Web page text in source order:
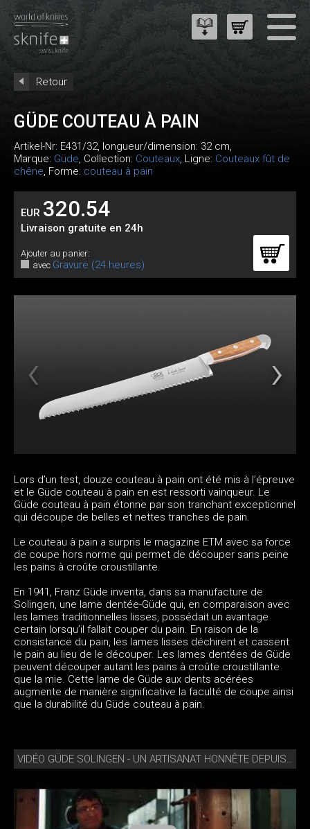
Retour
GÜDE COUTEAU À PAIN
Artikel-Nr: E431/32, longueur/dimension: 32 cm,
Marque: Güde, Collection: Couteaux, Ligne: Couteaux fût de
chêne, Forme: couteau à pain
EUR 320.54
Livraison gratuite en 24h
Ajouter au panier:
avec Gravure (24 heures)
Lors d’un test, douze couteau à pain ont été mis à l’épreuve
et le Güde couteau à pain en est ressorti vainqueur. Le
Güde couteau à pain étonne par son tranchant exceptionnel
qui découpe de belles et nettes tranches de pain.
Le couteau à pain a surpris le magazine ETM avec sa force
de coupe hors norme qui permet de découper sans peine
les pains à croûte croustillante.
En 1941, Franz Güde inventa, dans sa manufacture de
Solingen, une lame dentée-Güde qui, en comparaison avec
les lames traditionnelles lisses, possédait un avantage
certain lorsqu’il fallait couper du pain. En raison de la
consistance du pain, les lames lisses déchirent et cassent
le pain au lieu de le découper. Les lames dentées de Güde
peuvent découper autant les pains à croûte croustillante
que la mie. Cette lame de Güde aux dents acérées
augmente de manière significative la faculté de coupe ainsi
que la durabilité du Güde couteau à pain.